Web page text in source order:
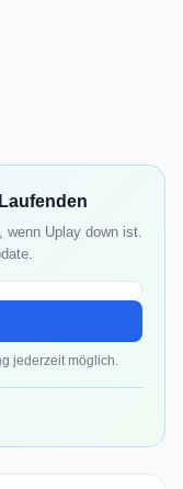
wenn Uplay down ist.
jederzeit möglich.